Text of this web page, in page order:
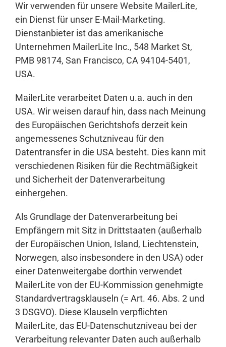
Wir verwenden für unsere Website MailerLite,
ein Dienst für unser E-Mail-Marketing.
Dienstanbieter ist das amerikanische
Unternehmen MailerLite Inc., 548 Market St,
PMB 98174, San Francisco, CA 94104-5401,
USA.
MailerLite verarbeitet Daten u.a. auch in den
USA. Wir weisen darauf hin, dass nach Meinung
des Europäischen Gerichtshofs derzeit kein
angemessenes Schutzniveau für den
Datentransfer in die USA besteht. Dies kann mit
verschiedenen Risiken für die Rechtmäßigkeit
und Sicherheit der Datenverarbeitung
einhergehen.
Als Grundlage der Datenverarbeitung bei
Empfängern mit Sitz in Drittstaaten (außerhalb
der Europäischen Union, Island, Liechtenstein,
Norwegen, also insbesondere in den USA) oder
einer Datenweitergabe dorthin verwendet
MailerLite von der EU-Kommission genehmigte
Standardvertragsklauseln (= Art. 46. Abs. 2 und
3 DSGVO). Diese Klauseln verpflichten
MailerLite, das EU-Datenschutzniveau bei der
Verarbeitung relevanter Daten auch außerhalb